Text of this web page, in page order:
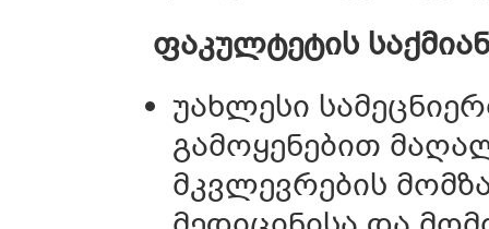
ფაკულტეტის
უახლესი
გამოყენებით
მკვლევრების